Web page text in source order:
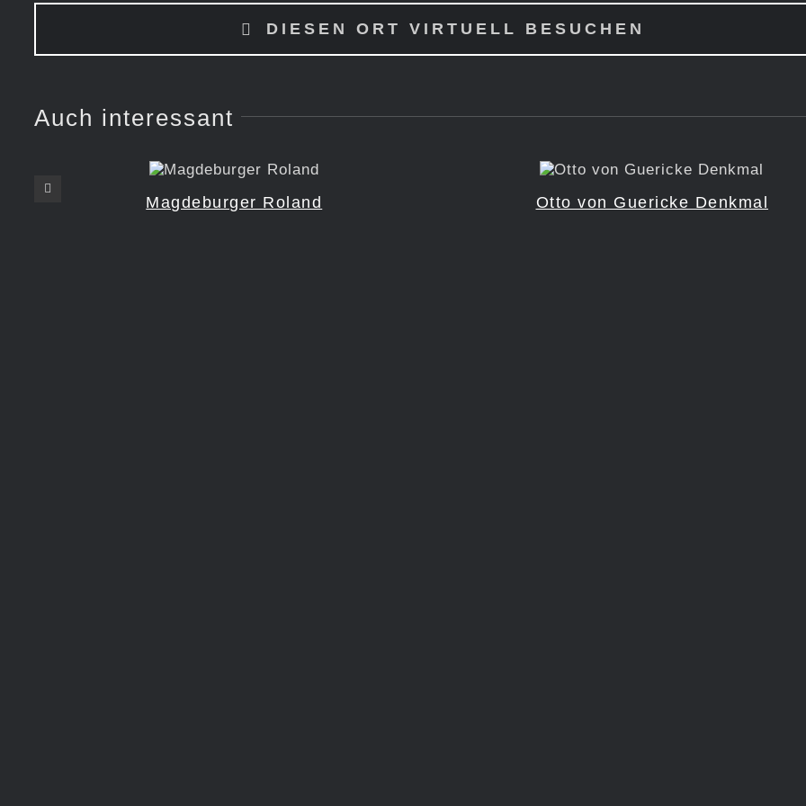
DIESEN ORT VIRTUELL BESUCHEN
Auch interessant
Magdeburger Roland Otto von Guericke Denkmal